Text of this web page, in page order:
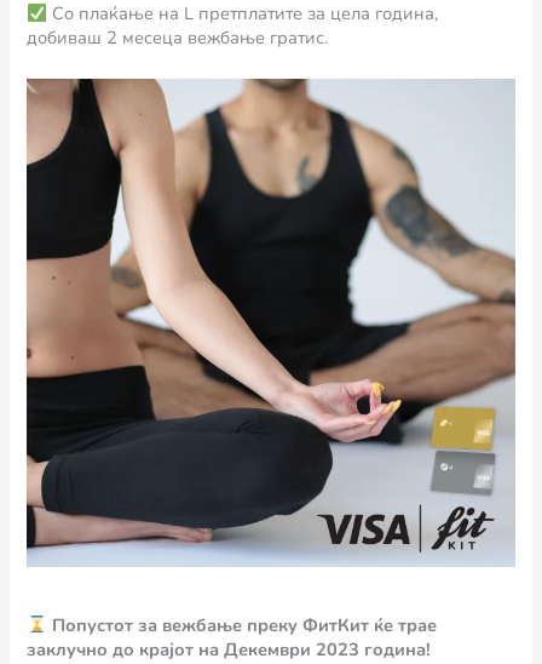
Со плаќање на L претплатите за цела година,
добиваш 2 месеца вежбање гратис.
Попустот за вежбање преку ФитКит ќе трае
заклучно до крајот на Декември 2023 година!